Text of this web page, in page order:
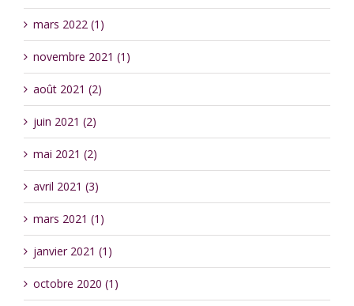
mars 2022 (1)
novembre 2021 (1)
août 2021 (2)
juin 2021 (2)
mai 2021 (2)
avril 2021 (3)
mars 2021 (1)
janvier 2021 (1)
octobre 2020 (1)